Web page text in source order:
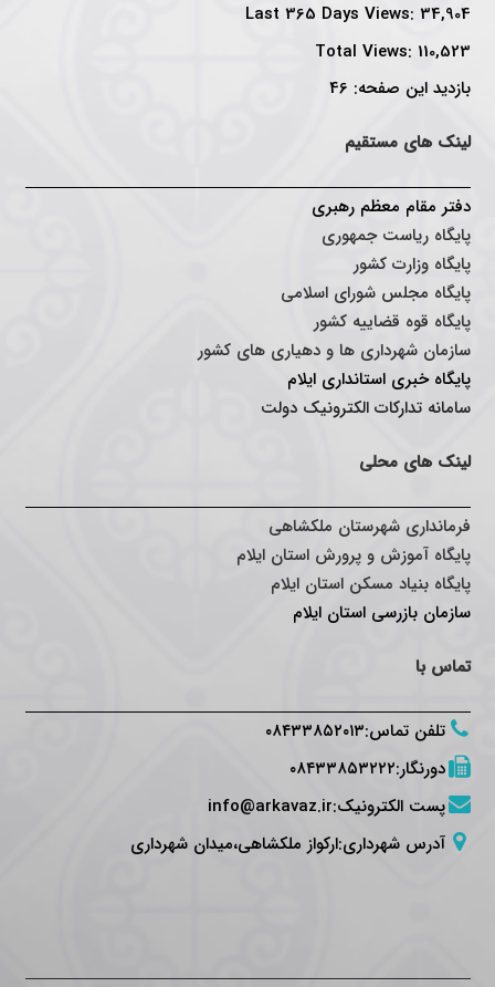
Last 365 Days Views: 34,904
Total Views: 110,523
بازدید این صفحه: 46
لینک های مستقیم
دفتر مقام معظم رهبری
پایگاه ریاست جمهوری
پایگاه وزارت کشور
پایگاه مجلس شورای اسلامی
پایگاه قوه قضاییه کشور
سازمان شهرداری ها و دهیاری های کشور
پایگاه خبری استانداری ایلام
سامانه تدارکات الکترونیک دولت
لینک های محلی
فرمانداری شهرستان ملکشاهی
پایگاه آموزش و پرورش استان ایلام
پایگاه بنیاد مسکن استان ایلام
سازمان بازرسی استان ایلام
تماس با
تلفن تماس:۰۸۴۳۳۸۵۲۰۱۳
دورنگار:۰۸۴۳۳۸۵۳۲۲۲
پست الکترونیک:
info@arkavaz.ir
آدرس شهرداری:ارکواز ملکشاهی،میدان شهرداری